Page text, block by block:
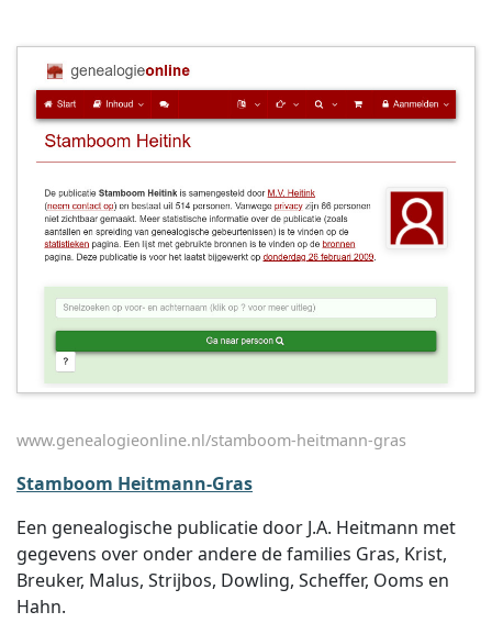
www.genealogieonline.nl/stamboom-heitmann-gras
Stamboom Heitmann-Gras
Een genealogische publicatie door J.A. Heitmann met
gegevens over onder andere de families Gras, Krist,
Breuker, Malus, Strijbos, Dowling, Scheffer, Ooms en
Hahn.